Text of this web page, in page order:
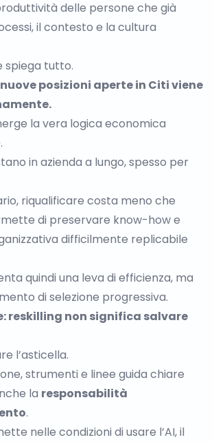
delle persone che già
il contesto e la cultura
spiega tutto.
nuove posizioni aperte in Citi viene
la vera logica economica
in azienda a lungo, spesso per
riqualificare costa meno che
di preservare know-how e
difficilmente replicabile
quindi una leva di efficienza, ma
di selezione progressiva.
reskilling non significa salvare
l’asticella.
strumenti e linee guida chiare
la responsabilità
.
nelle condizioni di usare l’AI, il